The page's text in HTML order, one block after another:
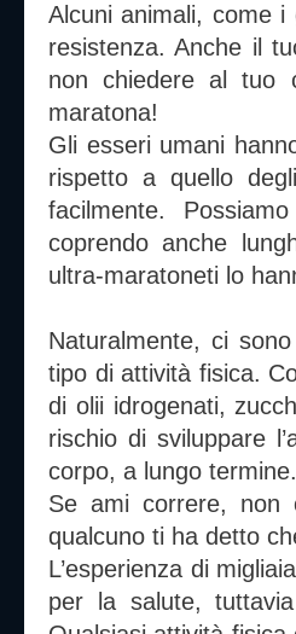
Alcuni animali, come
resistenza. Anche il
non chiedere al tuo
maratona!
Gli esseri umani
rispetto a quello
facilmente.
coprendo anche
ultra-maratoneti lo
Naturalmente, ci
tipo di attività fisica.
di olii idrogenati,
rischio di sviluppare
corpo, a lungo termine.
Se ami correre, non
qualcuno ti ha detto
L’esperienza di
per la salute,